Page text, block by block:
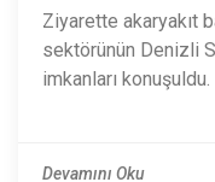
Ziyarette akaryakıt
sektörünün Denizli
imkanları konuşuldu.
Devamını Oku